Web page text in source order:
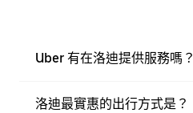
Uber 有在洛迪提供服務嗎？
洛迪最實惠的出行方式是？